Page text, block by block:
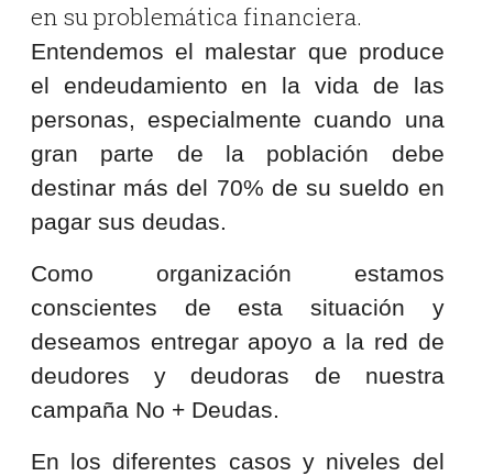
en su problemática financiera.
Entendemos el malestar que produce
el endeudamiento en la vida de las
personas, especialmente cuando una
gran parte de la población debe
destinar más del 70% de su sueldo en
pagar sus deudas.
Como organización estamos
conscientes de esta situación y
deseamos entregar apoyo a la red de
deudores y deudoras de nuestra
campaña No + Deudas.
En los diferentes casos y niveles del